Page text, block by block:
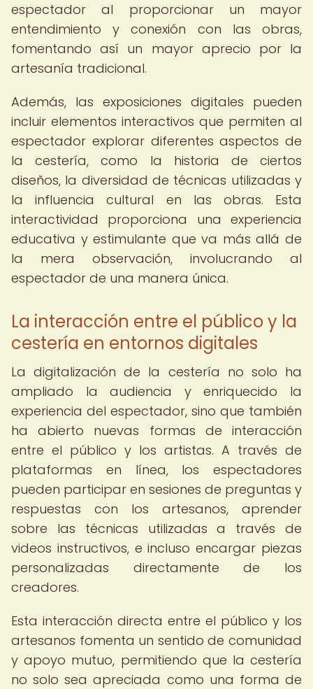
espectador al proporcionar un mayor
entendimiento y conexión con las obras,
fomentando así un mayor aprecio por la
artesanía tradicional.
Además, las exposiciones digitales pueden
incluir elementos interactivos que permiten al
espectador explorar diferentes aspectos de
la cestería, como la historia de ciertos
diseños, la diversidad de técnicas utilizadas y
la influencia cultural en las obras. Esta
interactividad proporciona una experiencia
educativa y estimulante que va más allá de
la mera observación, involucrando al
espectador de una manera única.
La interacción entre el público y la
cestería en entornos digitales
La digitalización de la cestería no solo ha
ampliado la audiencia y enriquecido la
experiencia del espectador, sino que también
ha abierto nuevas formas de interacción
entre el público y los artistas. A través de
plataformas en línea, los espectadores
pueden participar en sesiones de preguntas y
respuestas con los artesanos, aprender
sobre las técnicas utilizadas a través de
videos instructivos, e incluso encargar piezas
personalizadas directamente de los
creadores.
Esta interacción directa entre el público y los
artesanos fomenta un sentido de comunidad
y apoyo mutuo, permitiendo que la cestería
no solo sea apreciada como una forma de